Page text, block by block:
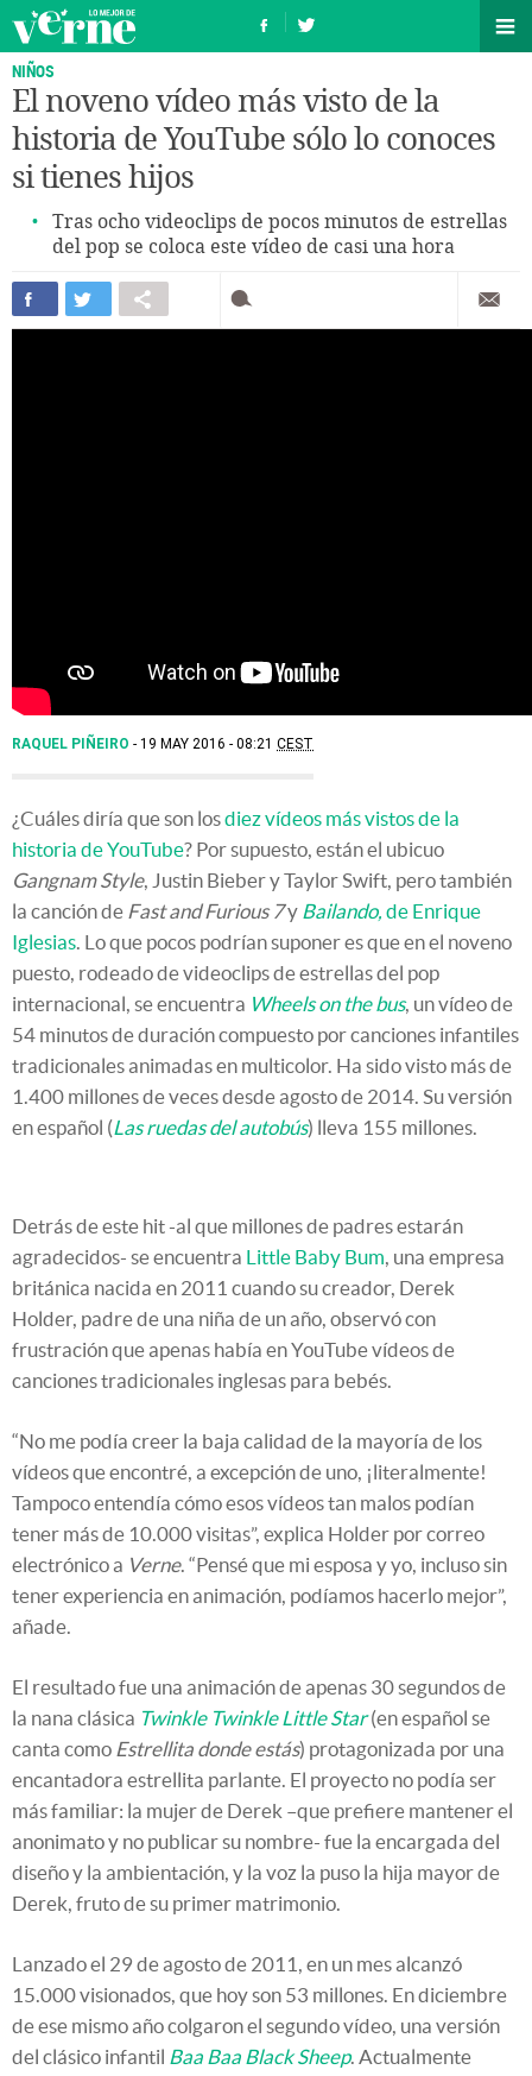
NIÑOS
El noveno vídeo más visto de la
historia de YouTube sólo lo conoces
si tienes hijos
Tras ocho videoclips de pocos minutos de estrellas
del pop se coloca este vídeo de casi una hora
RAQUEL PIÑEIRO 19 MAY 2016 - 08:21 CEST
¿Cuáles diría que son losdiez vídeos más vistos de la
historia de YouTube? Por supuesto, están el ubicuo
Gangnam Style, Justin Bieber y Taylor Swift, pero también
la canción de Fast and Furious 7y Bailando, de Enrique
Iglesias. Lo que pocos podrían suponer es que en el noveno
puesto, rodeado de videoclips de estrellas del pop
internacional, se encuentra Wheels on the bus, un vídeo de
54 minutos de duración compuesto por canciones infantiles
tradicionales animadas en multicolor. Ha sido visto más de
1.400 millones de veces desde agosto de 2014. Su versión
en español (Las ruedas del autobús) lleva 155 millones.
Detrás de este hit -al que millones de padres estarán
agradecidos- se encuentra Little Baby Bum, una empresa
británica nacida en 2011 cuando su creador, Derek
Holder, padre de una niña de un año, observó con
frustración que apenas había en YouTube vídeos de
canciones tradicionales inglesas para bebés.
“No me podía creer la baja calidad de la mayoría de los
vídeos que encontré, a excepción de uno, ¡literalmente!
Tampoco entendía cómo esos vídeos tan malos podían
tener más de 10.000 visitas”, explica Holder por correo
electrónico a Verne. “Pensé que mi esposa y yo, incluso sin
tener experiencia en animación, podíamos hacerlo mejor”,
añade.
El resultado fue una animación de apenas 30 segundos de
la nana clásica Twinkle Twinkle Little Star(en español se
canta como Estrellita donde estás) protagonizada por una
encantadora estrellita parlante. El proyecto no podía ser
más familiar: la mujer de Derek –que prefiere mantener el
anonimato y no publicar su nombre- fue la encargada del
diseño y la ambientación, y la voz la puso la hija mayor de
Derek, fruto de su primer matrimonio.
Lanzado el 29 de agosto de 2011, en un mes alcanzó
15.000 visionados, que hoy son 53 millones. En diciembre
de ese mismo año colgaron el segundo vídeo, una versión
del clásico infantil Baa Baa Black Sheep. Actualmente